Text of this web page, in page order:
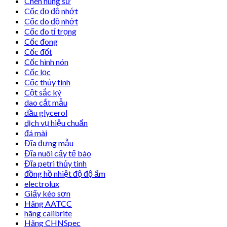
Cốc đọ độ nhớt
Cốc đo độ nhớt
Cốc đo tỉ trọng
Cốc đong
Cốc đốt
Cốc hình nón
Cốc lọc
Cốc thủy tinh
Cột sắc ký
dao cắt mẫu
dầu glycerol
dịch vụ hiệu chuẩn
đá mài
Đĩa đựng mẫu
Đĩa nuôi cấy tế bào
Đĩa petri thủy tinh
đồng hồ nhiệt độ độ ẩm
electrolux
Giấy kéo sơn
Hãng AATCC
hãng calibrite
Hãng CHNSpec